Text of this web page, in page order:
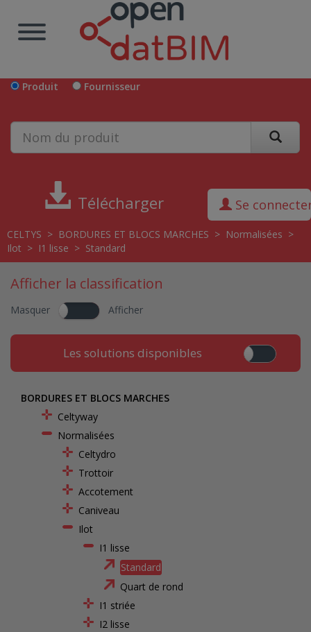
Produit Fournisseur
Télécharger Se
CELTYS > BORDURES ET BLOCS MARCHES > Normalisées >
Ilot > I1 lisse > Standard
Afficher la classification
Masquer Afficher
Les solutions disponibles
BORDURES ET BLOCS MARCHES
Celtyway
Normalisées
Celtydro
Trottoir
Accotement
Caniveau
Ilot
I1 lisse
Standard
Quart de rond
I1 striée
I2 lisse